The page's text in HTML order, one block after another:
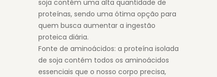
soja contém uma alta quantidade de
proteínas, sendo uma ótima opção para
quem busca aumentar a ingestão
proteica diária.
Fonte de aminoácidos: a proteína isolada
de soja contém todos os aminoácidos
essenciais que o nosso corpo precisa,